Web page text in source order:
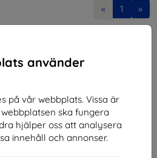
använder
på vår webbplats. Vissa är
ska fungera
hjälper oss att analysera
innehåll och annonser.
« 1 »
SK2023549671